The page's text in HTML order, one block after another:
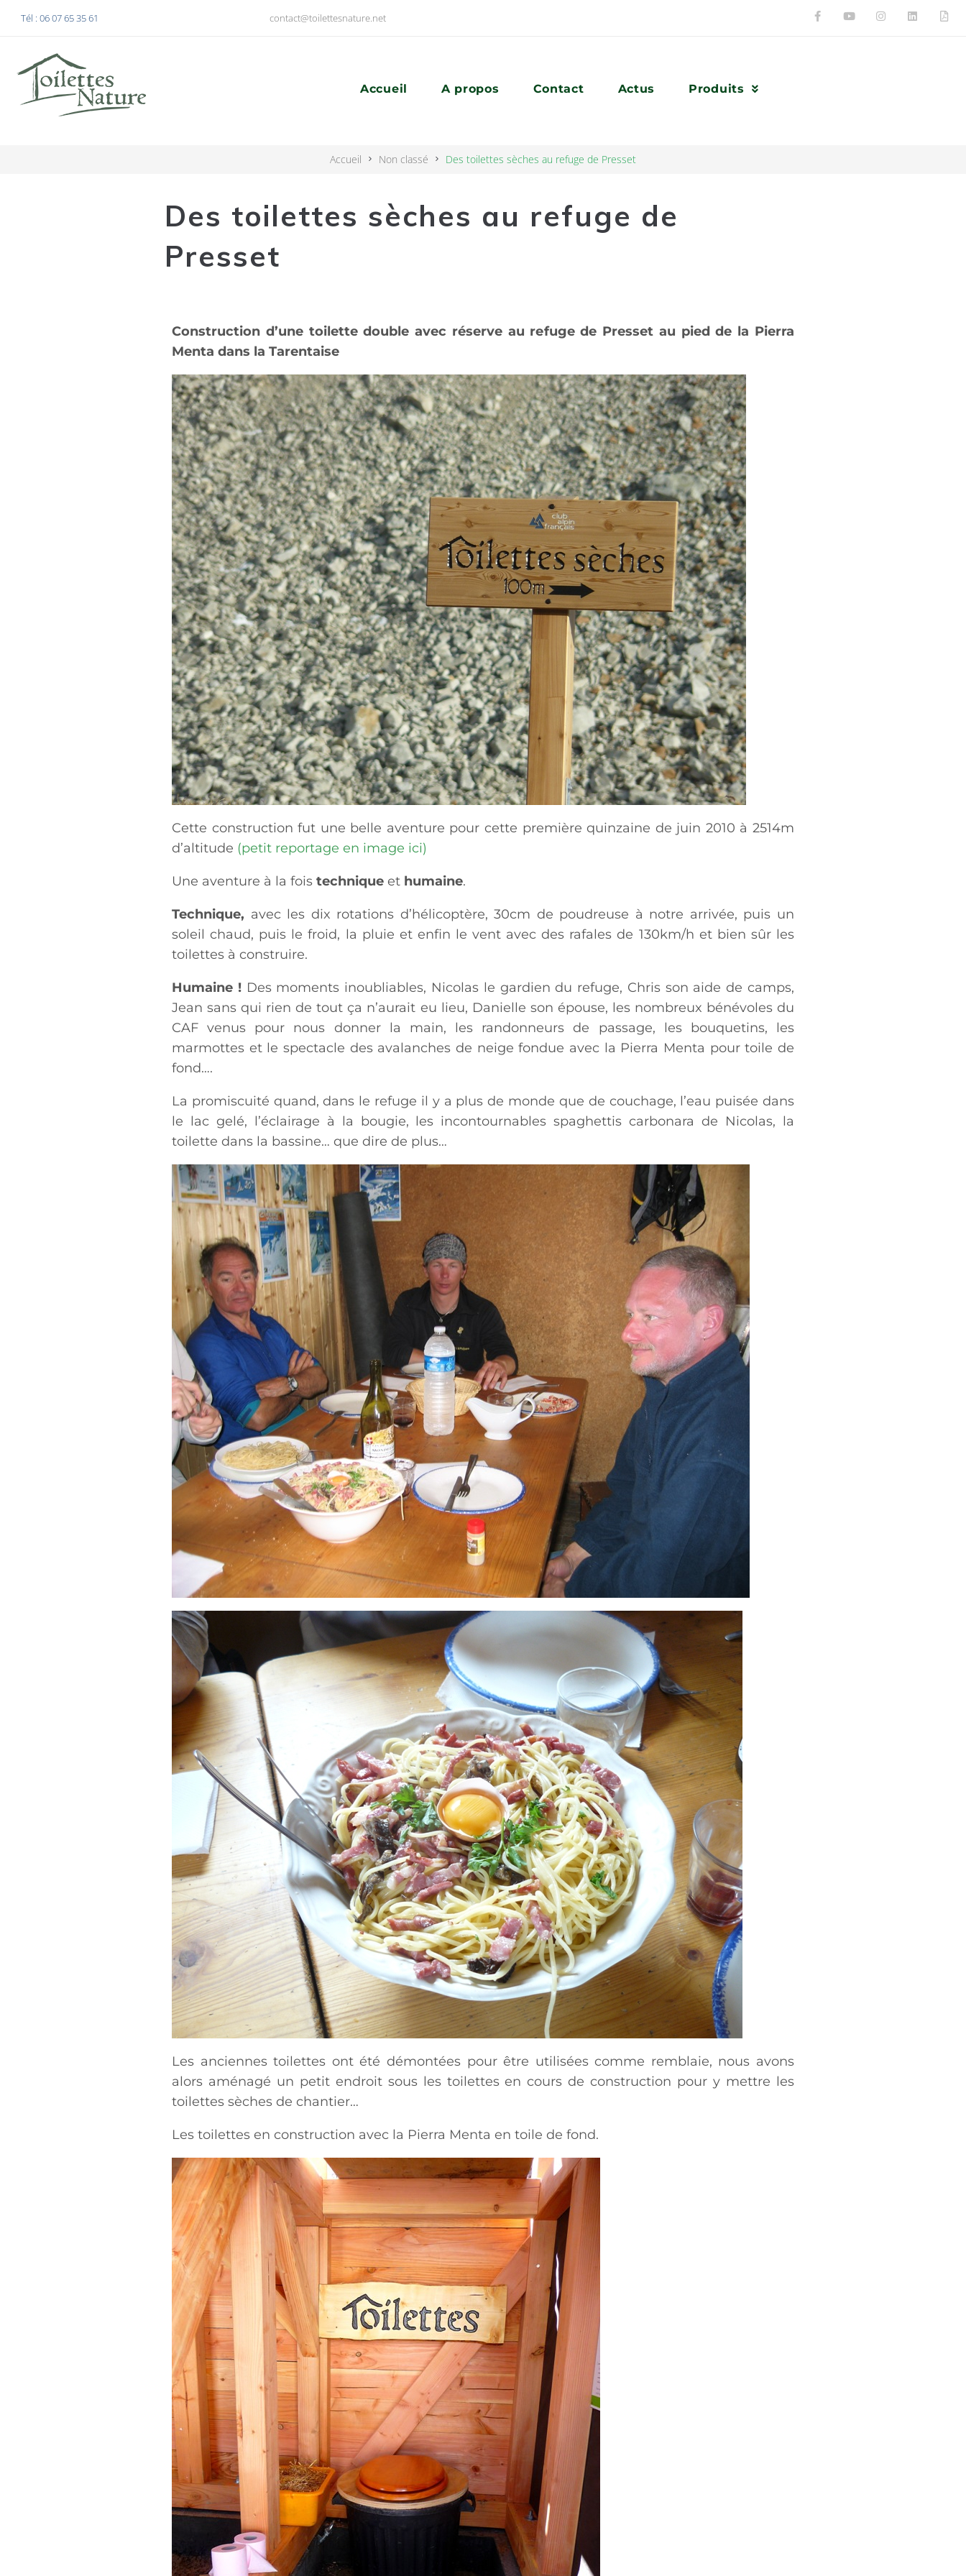
Tél : 06 07 65 35 61 contact@toilettesnature.net
Accueil A propos Contact Actus Produits
Accueil Non classé Des toilettes sèches au refuge de Presset
Des toilettes sèches au refuge de
Presset
Construction d’une toilette double avec réserve au refuge de Presset au pied de la Pierra
Menta dans la Tarentaise
Cette construction fut une belle aventure pour cette première quinzaine de juin 2010 à 2514m
d’altitude (petit reportage en image ici)
Une aventure à la fois technique et humaine.
Technique, avec les dix rotations d’hélicoptère, 30cm de poudreuse à notre arrivée, puis un
soleil chaud, puis le froid, la pluie et enfin le vent avec des rafales de 130km/h et bien sûr les
toilettes à construire.
Humaine !Des moments inoubliables, Nicolas le gardien du refuge, Chris son aide de camps,
Jean sans qui rien de tout ça n’aurait eu lieu, Danielle son épouse, les nombreux bénévoles du
CAF venus pour nous donner la main, les randonneurs de passage, les bouquetins, les
marmottes et le spectacle des avalanches de neige fondue avec la Pierra Menta pour toile de
fond….
La promiscuité quand, dans le refuge il y a plus de monde que de couchage, l’eau puisée dans
le lac gelé, l’éclairage à la bougie, les incontournables spaghettis carbonara de Nicolas, la
toilette dans la bassine… que dire de plus…
Les anciennes toilettes ont été démontées pour être utilisées comme remblaie, nous avons
alors aménagé un petit endroit sous les toilettes en cours de construction pour y mettre les
toilettes sèches de chantier…
Les toilettes en construction avec la Pierra Menta en toile de fond.